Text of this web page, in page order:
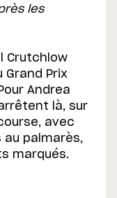
les
Crutchlow
Prix
Andrea
là, sur
avec
au palmarès,
marqués.